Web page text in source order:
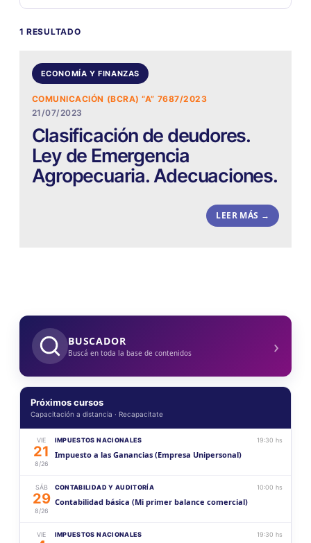
1 RESULTADO
ECONOMÍA Y FINANZAS
COMUNICACIÓN (BCRA) “A” 7687/2023
21/07/2023
Clasificación de deudores.
Ley de Emergencia
Agropecuaria. Adecuaciones.
LEER MÁS →
BUSCADOR
Buscá en toda la base de contenidos ›
Próximos cursos
Capacitación a distancia · Recapacitate
VIE
21
8/26
IMPUESTOS NACIONALES 19:30 hs
Impuesto a las Ganancias (Empresa Unipersonal)
SÁB
29
8/26
CONTABILIDAD Y AUDITORÍA 10:00 hs
Contabilidad básica (Mi primer balance comercial)
VIE IMPUESTOS NACIONALES 19:30 hs